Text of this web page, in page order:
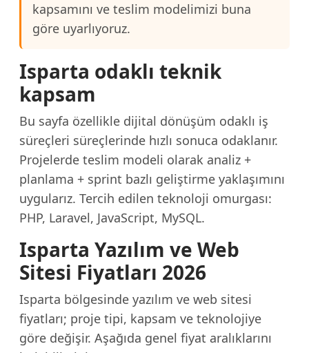
kapsamını ve teslim modelimizi buna
göre uyarlıyoruz.
Isparta odaklı teknik
kapsam
Bu sayfa özellikle dijital dönüşüm odaklı iş
süreçleri süreçlerinde hızlı sonuca odaklanır.
Projelerde teslim modeli olarak analiz +
planlama + sprint bazlı geliştirme yaklaşımını
uygularız. Tercih edilen teknoloji omurgası:
PHP, Laravel, JavaScript, MySQL.
Isparta Yazılım ve Web
Sitesi Fiyatları 2026
Isparta bölgesinde yazılım ve web sitesi
fiyatları; proje tipi, kapsam ve teknolojiye
göre değişir. Aşağıda genel fiyat aralıklarını